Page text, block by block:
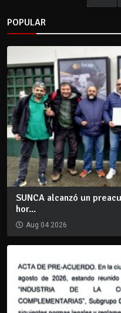
POPULAR
SUNCA alcanzó un
hor...
Aug 04 2026